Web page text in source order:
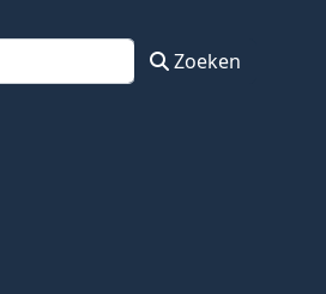
Zoeken